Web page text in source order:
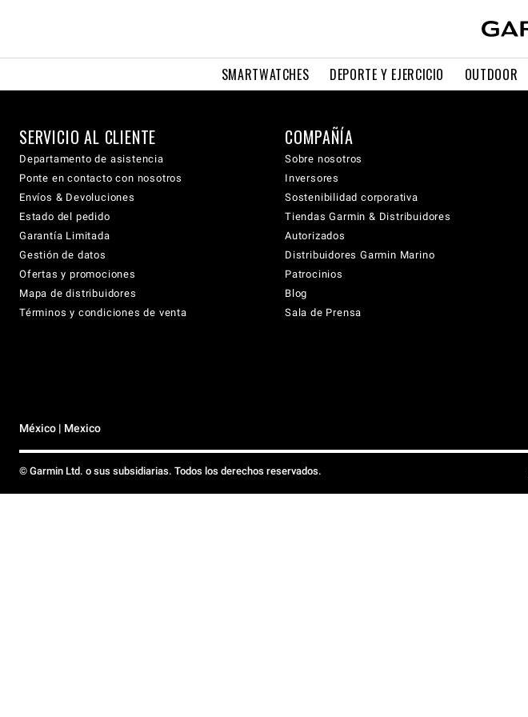
SMARTWATCHES DEPORTE Y EJERCICIO OUTDOOR
SERVICIO AL CLIENTE
Departamento de asistencia
Ponte en contacto con nosotros
Envíos & Devoluciones
Estado del pedido
Garantía Limitada
Gestión de datos
Ofertas y promociones
Mapa de distribuidores
Términos y condiciones de venta
COMPAÑÍA
Sobre nosotros
Inversores
Sostenibilidad corporativa
Tiendas Garmin & Distribuidores
Autorizados
Distribuidores Garmin Marino
Patrocinios
Blog
Sala de Prensa
México | Mexico
© Garmin Ltd. o sus subsidiarias. Todos los derechos reservados.